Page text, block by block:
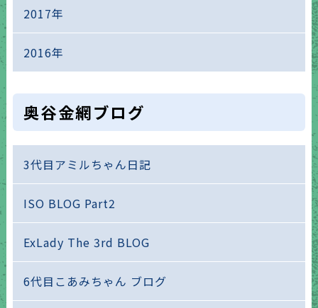
2017年
2016年
奥谷金網ブログ
3代目アミルちゃん日記
ISO BLOG Part2
ExLady The 3rd BLOG
6代目こあみちゃん ブログ